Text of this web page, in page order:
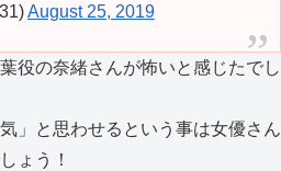
August 25, 2019
役の奈緒さんが怖いと感じたでし
」と思わせるという事は女優さん
ょう！